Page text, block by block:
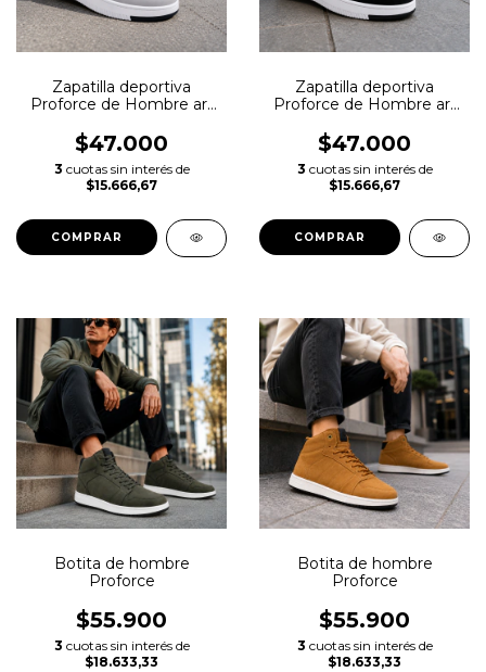
Zapatilla deportiva
Proforce de Hombre art
$47.000
3 cuotas sin interés de
$15.666,67
COMPRAR
Zapatilla deportiva
Proforce de Hombre art
$47.000
3 cuotas sin interés de
$15.666,67
COMPRAR
Botita de hombre
Proforce
$55.900
3 cuotas sin interés de
$18.633,33
Botita de hombre
Proforce
$55.900
3 cuotas sin interés de
$18.633,33